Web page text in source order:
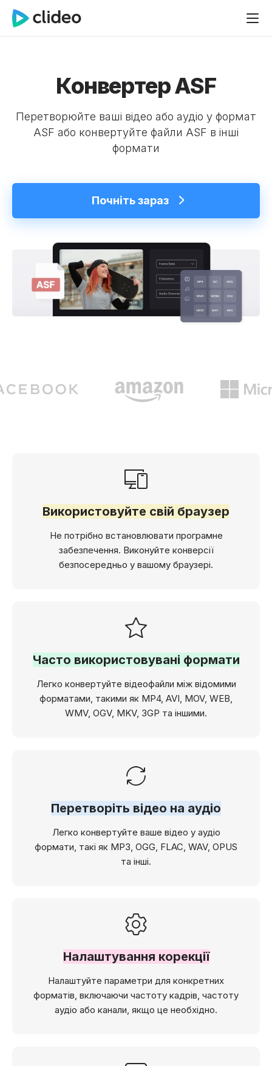
Конвертер ASF
Перетворюйте ваші відео або аудіо у формат
ASF або конвертуйте файли ASF в інші
формати
Почніть зараз
Використовуйте свій браузер
Не потрібно встановлювати програмне
забезпечення. Виконуйте конверсії
безпосередньо у вашому браузері.
Часто використовувані формати
Легко конвертуйте відеофайли між відомими
форматами, такими як MP4, AVI, MOV, WEB,
WMV, OGV, MKV, 3GP та іншими.
Перетворіть відео на аудіо
Легко конвертуйте ваше відео у аудіо
формати, такі як MP3, OGG, FLAC, WAV, OPUS
та інші.
Налаштування корекції
Налаштуйте параметри для конкретних
форматів, включаючи частоту кадрів, частоту
аудіо або канали, якщо це необхідно.